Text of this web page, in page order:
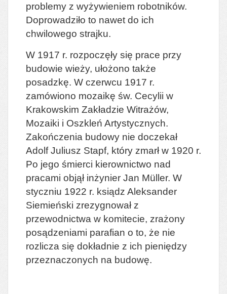
problemy z wyżywieniem robotników.
Doprowadziło to nawet do ich
chwilowego strajku.
W 1917 r. rozpoczęły się prace przy
budowie wieży, ułożono także
posadzkę. W czerwcu 1917 r.
zamówiono mozaikę św. Cecylii w
Krakowskim Zakładzie Witrażów,
Mozaiki i Oszkleń Artystycznych.
Zakończenia budowy nie doczekał
Adolf Juliusz Stapf, który zmarł w 1920 r.
Po jego śmierci kierownictwo nad
pracami objął inżynier Jan Müller. W
styczniu 1922 r. ksiądz Aleksander
Siemieński zrezygnował z
przewodnictwa w komitecie, zrażony
posądzeniami parafian o to, że nie
rozlicza się dokładnie z ich pieniędzy
przeznaczonych na budowę.